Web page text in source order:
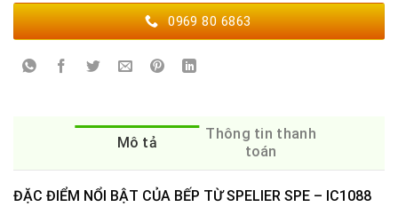
0969 80 6863
Mô tả
Thông tin thanh
toán
ĐẶC ĐIỂM NỔI BẬT CỦA BẾP TỪ SPELIER SPE – IC1088